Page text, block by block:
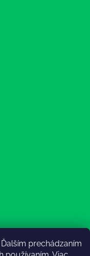
prechádzaním